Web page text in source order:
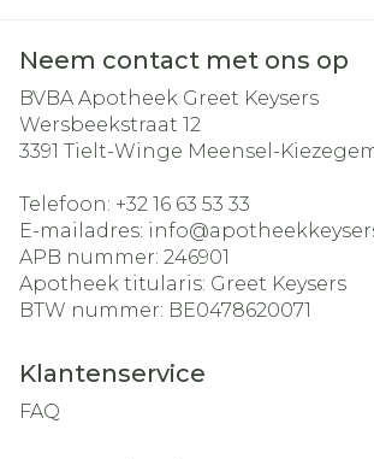
Neem contact met ons op
BVBA Apotheek Greet Keysers
Wersbeekstraat 12
3391 Tielt-Winge Meensel-
Telefoon: +32 16 63 53 33
E-mailadres: info@
APB nummer: 246901
Apotheek titularis: Greet Keysers
BTW nummer: BE0478620071
Klantenservice
FAQ